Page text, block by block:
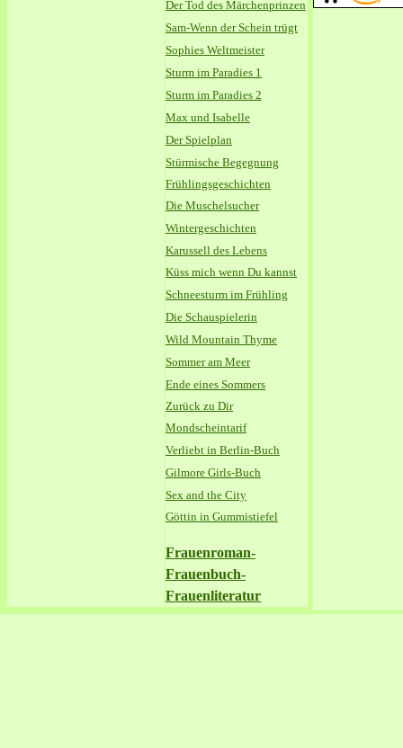
Der Tod des Märchenprinzen
Sam-Wenn der Schein trügt
Sophies Weltmeister
Sturm im Paradies 1
Sturm im Paradies 2
Max und Isabelle
Der Spielplan
Stürmische Begegnung
Frühlingsgeschichten
Die Muschelsucher
Wintergeschichten
Karussell des Lebens
Küss mich wenn Du kannst
Schneesturm im Frühling
Die Schauspielerin
Wild Mountain Thyme
Sommer am Meer
Ende eines Sommers
Zurück zu Dir
Mondscheintarif
Verliebt in Berlin-Buch
Gilmore Girls-Buch
Sex and the City
Göttin in Gummistiefel
Frauenroman-
Frauenbuch-
Frauenliteratur